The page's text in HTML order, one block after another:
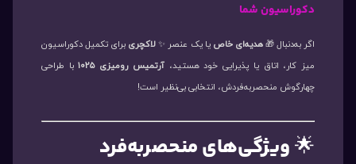
دکوراسیون شما
اگر به‌دنبال 🎁هدیه‌ای خاص یا یک عنصر ✨لاکچری برای تکمیل دکوراسیون
میز کار، اتاق یا پذیرایی خود هستید،آرتمیس رومیزی ۱۰۲۵
با طراحی
چهارگوش منحصربه‌فردش، انتخابی بی‌نظیر است!
🌟ویژگی‌های منحصربه‌فرد